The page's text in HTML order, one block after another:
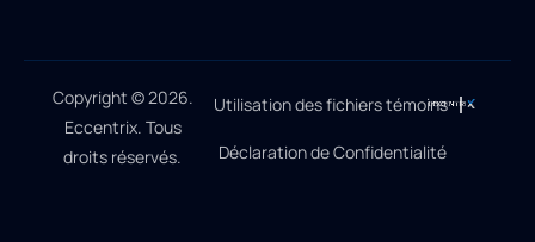
Copyright © 2026.
Eccentrix. Tous
droits réservés.
Utilisation des fichiers témoins
Déclaration de Confidentialité